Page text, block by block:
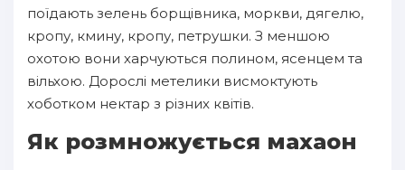
поїдають зелень борщівника, моркви, дягелю,
кропу, кмину, кропу, петрушки. З меншою
охотою вони харчуються полином, ясенцем та
вільхою. Дорослі метелики висмоктують
хоботком нектар з різних квітів.
Як розмножується махаон